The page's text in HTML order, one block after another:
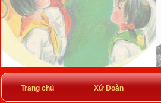
Trang chủ Xứ Đoàn